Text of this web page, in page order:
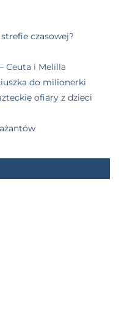
czasowej?
Ceuta i Melilla
do milionerki
ofiary z dzieci